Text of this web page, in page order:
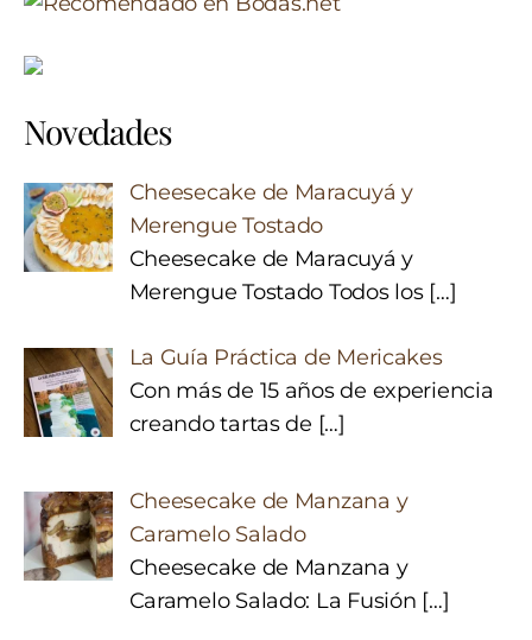
Novedades
Cheesecake de Maracuyá y
Merengue Tostado
Cheesecake de Maracuyá y
Merengue Tostado Todos los […]
La Guía Práctica de Mericakes
Con más de 15 años de experiencia
creando tartas de […]
Cheesecake de Manzana y
Caramelo Salado
Cheesecake de Manzana y
Caramelo Salado: La Fusión […]